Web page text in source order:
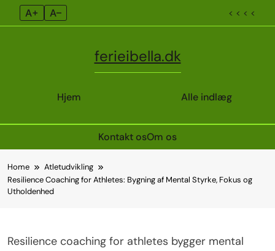
A+ A– < < < <
Hjem
ferieibella.dk
Alle indlæg
Kontakt osOm os
to
content
Home
Atletudvikling
Resilience Coaching for Athletes: Bygning af Mental Styrke, Fokus og
Utholdenhed
Resilience coaching for athletes bygger mental